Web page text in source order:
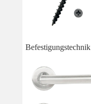
Befestigungstechnik